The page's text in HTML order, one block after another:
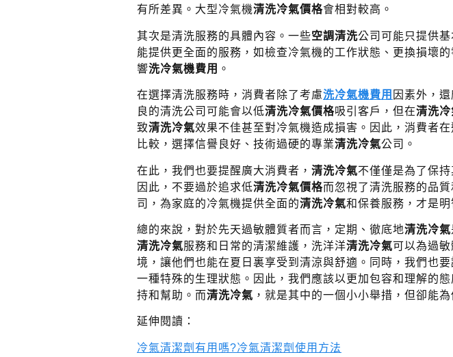
有所差異。大型冷氣機清洗冷氣價格會相對較高。
其次是清洗服務的具體內容。一些空調清洗公司可能只提供
能提供更全面的服務，如檢查冷氣機的工作狀態、更換損壞
響洗冷氣機費用 。
在選擇清洗服務時，消費者除了考慮洗冷氣機費用 因素外，
良的清洗公司可能會以低清洗冷氣價格吸引客戶，但在清洗冷
致清洗冷氣效果不佳甚至對冷氣機造成損害。因此，消費者在
比較，選擇信譽良好、技術過硬的專業清洗冷氣公司。
在此，我們也要提醒廣大消費者， 清洗冷氣不僅僅是為了保
因此，不要過於追求低清洗冷氣價格而忽視了清洗服務的品
司，為家庭的冷氣機提供全面的清洗冷氣和保養服務，才是明
總的來說，對於先天過敏體質者而言，定期、徹底地清洗冷氣
清洗冷氣服務和日常的清潔維護，洗洋洋清洗冷氣可以為過
境，讓他們也能在夏日裏享受到清涼與舒適。同時，我們也
一種特殊的生理狀態。因此，我們應該以更加包容和理解的
持和幫助。而清洗冷氣 ，就是其中的一個小小舉措，但卻能
延伸閱讀：
冷氣清潔劑有用嗎?冷氣清潔劑使用方法